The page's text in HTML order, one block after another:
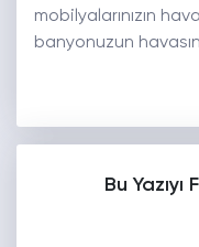
mobilyalarınızın
banyonuzun
Bu